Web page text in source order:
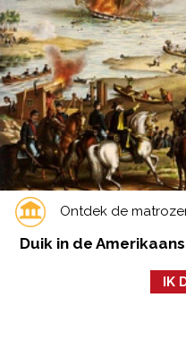
Ontdek de
Duik in de
IK